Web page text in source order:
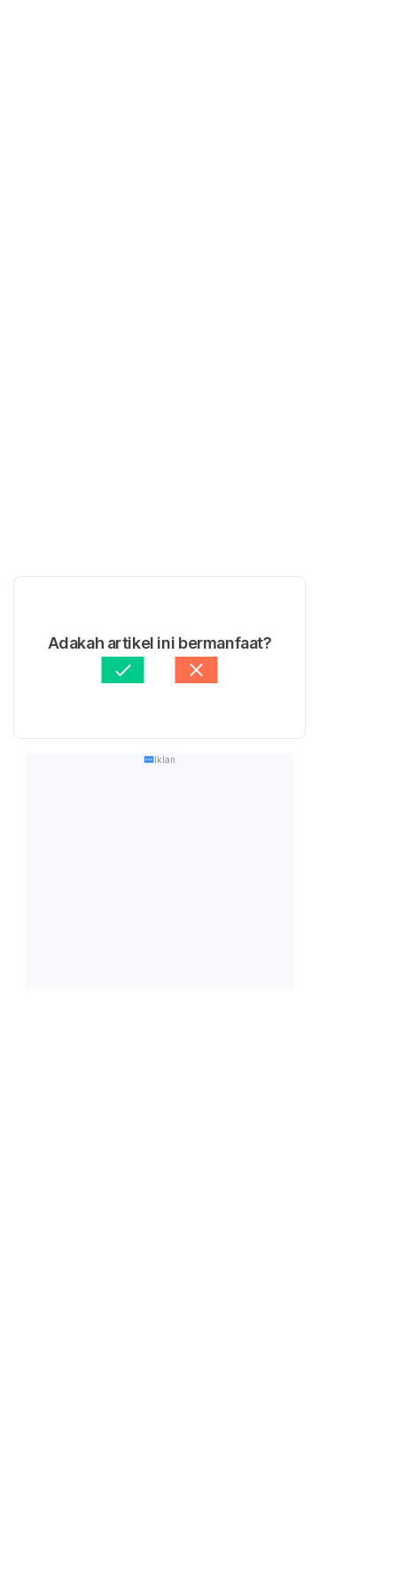
Adakah artikel ini bermanfaat?
Iklan